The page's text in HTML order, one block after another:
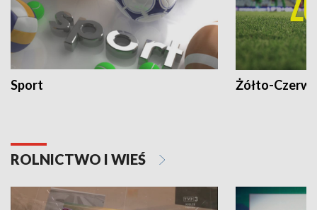
Sport Żółto-
ROLNICTWO I WIEŚ